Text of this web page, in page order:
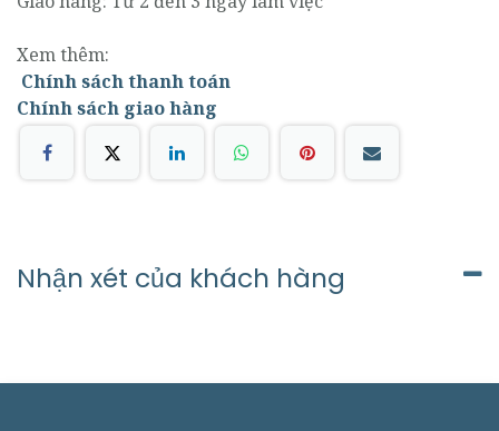
Xem thêm:
Chính sách thanh toán
Chính sách giao hàng
Nhận xét của khách hàng